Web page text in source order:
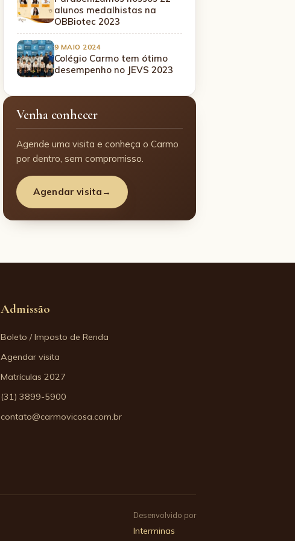
alunos medalhistas na
OBBiotec 2023
9 MAIO 2024
Colégio Carmo tem ótimo
desempenho no JEVS 2023
Venha conhecer
Agende uma visita e conheça o Carmo
por dentro, sem compromisso.
Agendar visita →
Admissão
Boleto / Imposto de Renda
Agendar visita
Matrículas 2027
(31) 3899-5900
contato@carmovicosa.com.br
Desenvolvido por
Interminas